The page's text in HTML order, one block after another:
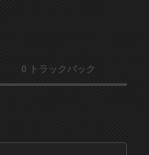
0 トラックバック